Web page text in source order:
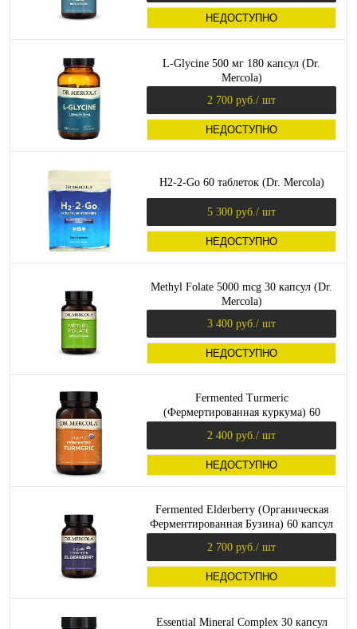
НЕДОСТУПНО
L-Glycine 500 мг 180 капсул (Dr.
Mercola)
2 700 руб. / шт
НЕДОСТУПНО
H2-2-Go 60 таблеток (Dr. Mercola)
5 300 руб. / шт
НЕДОСТУПНО
Methyl Folate 5000 mcg 30 капсул (Dr.
Mercola)
3 400 руб. / шт
НЕДОСТУПНО
Fermented Turmeric
(Фермертированная куркума) 60
2 400 руб. / шт
НЕДОСТУПНО
Fermented Elderberry (Органическая
Ферментированная Бузина) 60 капсул
2 700 руб. / шт
НЕДОСТУПНО
Essential Mineral Complex 30 капсул